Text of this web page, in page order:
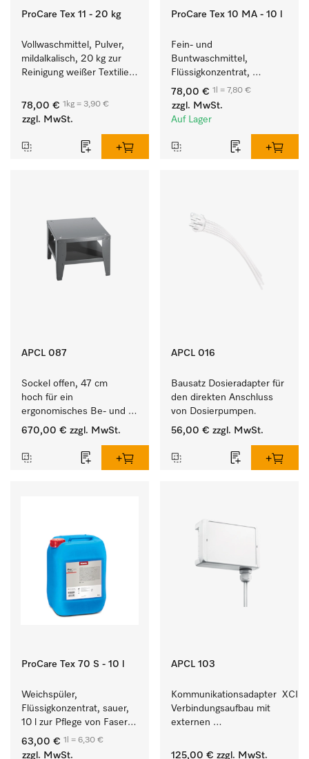
ProCare Tex 11 - 20 kg
Vollwaschmittel, Pulver,
mildalkalisch, 20 kg zur
Reinigung weißer Textilien
Buntwäsche.
78,00 € 1kg = 3,90 €
zzgl. MwSt.
ProCare Tex 10 MA - 10 l
Fein- und
Buntwaschmittel,
Flüssigkonzentrat,
mildalkalisch, 10 l zur
Reinigung von
Buntwäsche und
78,00 € 1l = 7,80 €
zzgl. MwSt.
Auf Lager
APCL 087
Sockel offen, 47 cm
hoch für ein
ergonomisches Be- und
Entladen von
Trockner.
670,00 € zzgl. MwSt.
APCL 016
Bausatz Dosieradapter für
den direkten Anschluss
von Dosierpumpen.
56,00 € zzgl. MwSt.
ProCare Tex 70 S - 10 l
Weichspüler,
Flüssigkonzentrat, sauer,
10 l zur Pflege von Fasern
für eine langfristige
Geschmeidigkeit der
63,00 € 1l = 6,30 €
zzgl. MwSt.
APCL 103
Kommunikationsadapter  XCI
Verbindungsaufbau mit
externen
125,00 € zzgl. MwSt.